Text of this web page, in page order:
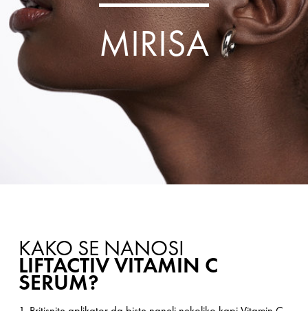
MIRISA
KAKO SE NANOSI
LIFTACTIV VITAMIN C
SERUM?